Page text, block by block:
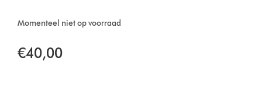
Momenteel niet op voorraad
€40,00